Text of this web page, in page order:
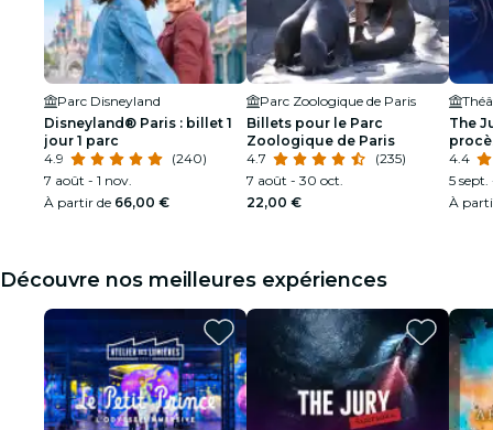
Parc Disneyland
Disneyland® Paris : billet 1
jour 1 parc
4.9
(240)
7 août - 1 nov.
À partir de 66,00 €
Parc Zoologique de Paris
Billets pour le Parc
Zoologique de Paris
4.7
(235)
7 août - 30 oct.
22,00 €
The
4.4
5
À
Découvre nos meilleures expériences